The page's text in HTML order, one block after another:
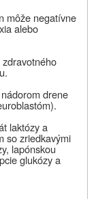
môže negatívne
alebo
drene
laktózy a
so zriedkavými
lapónskou
glukózy a